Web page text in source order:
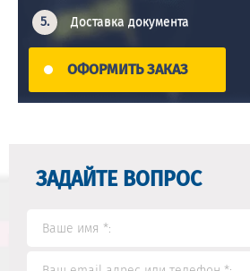
Доставка документа
ОФОРМИТЬ ЗАКАЗ
ЗАДАЙТЕ ВОПРОС